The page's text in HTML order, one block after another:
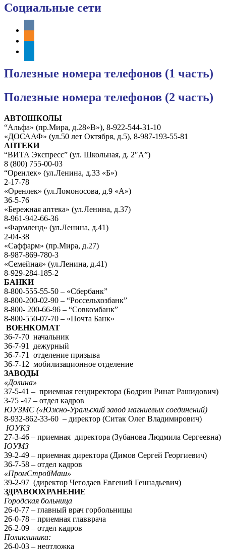
Социальные сети
vkontakte
odnoklassniki
Полезные номера телефонов (1 часть)
Полезные номера телефонов (2 часть)
АВТОШКОЛЫ
“Альфа» (пр.Мира, д.28»В»), 8-922-544-31-10
«ДОСААФ» (ул.50 лет Октября, д.5), 8-987-193-55-81
АПТЕКИ
“ВИТА Экспресс” (ул. Школьная, д. 2″А”)
8 (800) 755-00-03
“Оренлек» (ул.Ленина, д.33 «Б»)
2-17-78
«Оренлек» (ул.Ломоносова, д.9 «А»)
36-5-76
«Бережная аптека» (ул.Ленина, д.37)
8-961-942-66-36
«Фармленд» (ул.Ленина, д.41)
2-04-38
«Саффарм» (пр.Мира, д.27)
8-987-869-780-3
«Семейная» (ул.Ленина, д.41)
8-929-284-185-2
БАНКИ
8-800-555-55-50 – «Сбербанк”
8-800-200-02-90 – “Россельхозбанк”
8-800- 200-66-96 – “Совкомбанк”
8-800-550-07-70 – «Почта Банк»
ВОЕНКОМАТ
36-7-70 начальник
36-7-91 дежурный
36-7-71 отделение призыва
36-7-12 мобилизационное отделение
ЗАВОДЫ
«Долина»
37-5-41 – приемная гендиректора (Бодрин Ринат Рашидович)
3-75 -47 – отдел кадров
ЮУЗМС («Южно-Уральский завод магниевых соединений)
8-932-862-33-60 – директор (Ситак Олег Владимирович)
ЮУКЗ
27-3-46 – приемная директора (Зубанова Людмила Сергеевна)
ЮУМЗ
39-2-49 – приемная директора (Димов Сергей Георгиевич)
36-7-58 – отдел кадров
«ПромСтройМаш»
39-2-97 (директор Чегодаев Евгений Геннадьевич)
ЗДРАВООХРАНЕНИЕ
Городская больница
26-0-77 – главный врач горбольницы
26-0-78 – приемная главврача
26-2-09 – отдел кадров
Поликлиника:
26-0-03 – неотложка